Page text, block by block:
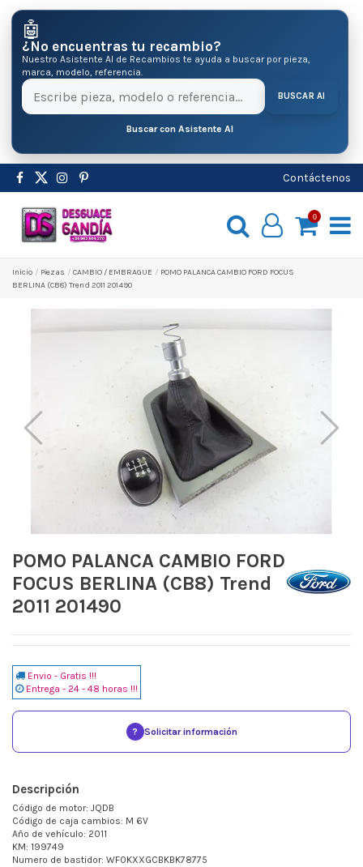
🤖
¿No encuentras tu recambio?
Nuestro Asistente AI de Recambios te ayuda a buscar por pieza,
marca, modelo, referencia.
BUSCAR AI
Buscar con Asistente AI
Contáctenos
0
Inicio Pіezas CAMBIO / EMBRAGUE
POMO PALANCA CAMBIO FORD FOCUS
BERLINA (CB8) Trend 2011 201490
POMO PALANCA CAMBIO FORD
FOCUS BERLINA (CB8) Trend
2011 201490
Envio - Gratis !!!
Entrega - 24 - 48 horas !!!
? Solicitar información
Descripción
Código de motor: JQDB
Código de caja cambios: M 6V
Año de vehículo: 2011
KM: 199749
Numero de bastidor: WF0KXXGCBKBK78775